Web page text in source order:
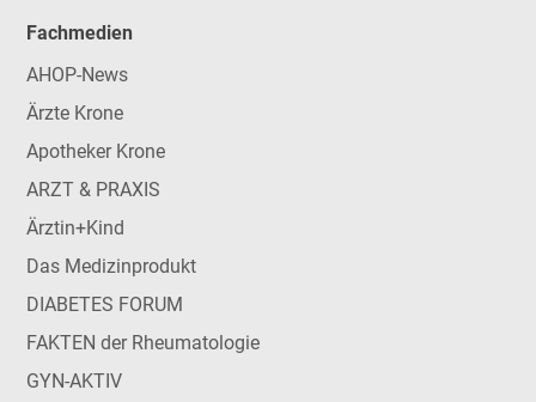
Fachmedien
AHOP-News
Ärzte Krone
Apotheker Krone
ARZT & PRAXIS
Ärztin+Kind
Das Medizinprodukt
DIABETES FORUM
FAKTEN der Rheumatologie
GYN-AKTIV